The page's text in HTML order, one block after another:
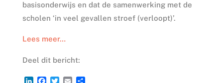
basisonderwijs en dat de samenwerking met de
scholen ‘in veel gevallen stroef (verloopt)’.
Lees meer…
Deel dit bericht:
L
F
T
E
D